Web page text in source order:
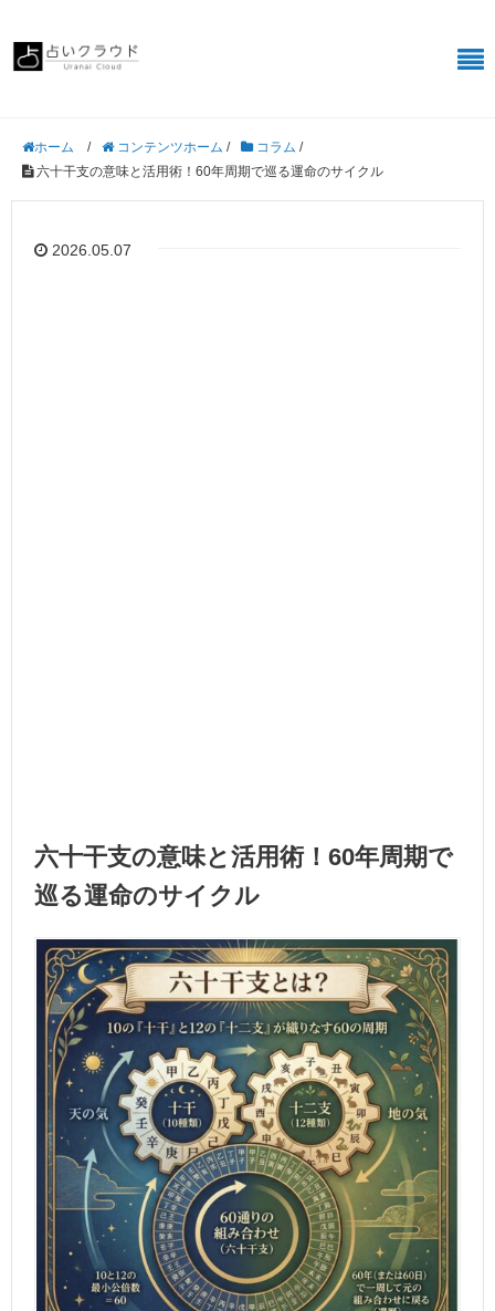
ホーム / コンテンツホーム / コラム /
六十干支の意味と活用術！60年周期で巡る運命のサイクル
2026.05.07
六十干支の意味と活用術！60年周期で
巡る運命のサイクル